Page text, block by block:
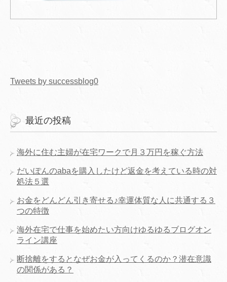
Tweets by successblog0
最近の投稿
海外に住む主婦が在宅ワークで月３万円を稼ぐ方法
だいぽんのabaを購入したけど返金を考えている時の対
処法５選
お金をどんどん引き寄せる♪幸運体質な人に共通する３
つの特徴
海外在宅で仕事を始めたい方向けゆるゆるブログオン
ライン講座
断捨離をするとなぜお金が入ってくるのか？潜在意識
の関係がある？